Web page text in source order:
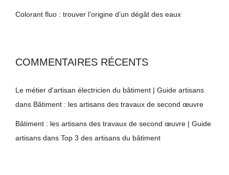
Colorant fluo : trouver l’origine d’un dégât des eaux
COMMENTAIRES RÉCENTS
Le métier d'artisan électricien du bâtiment | Guide artisans
dans Bâtiment : les artisans des travaux de second œuvre
Bâtiment : les artisans des travaux de second œuvre | Guide
artisans dans Top 3 des artisans du bâtiment